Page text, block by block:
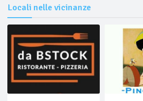
Locali nelle vicinanze